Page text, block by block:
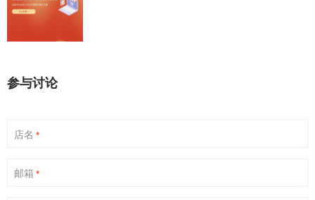
参与讨论
店名 *
邮箱 *